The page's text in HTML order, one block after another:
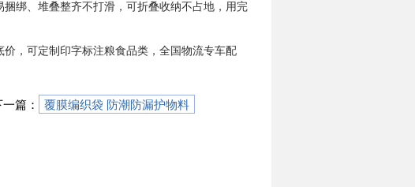
绑、堆叠整齐不打滑，可折叠收纳不占地，用完
，可定制印字标注粮食品类，全国物流专车配
篇： 覆膜编织袋 防潮防漏护物料